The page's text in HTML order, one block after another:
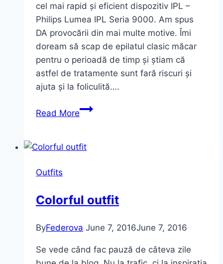
cel mai rapid și eficient dispozitiv IPL –
Philips Lumea IPL Seria 9000. Am spus
DA provocării din mai multe motive. Îmi
doream să scap de epilatul clasic măcar
pentru o perioadă de timp și știam că
astfel de tratamente sunt fară riscuri și
ajuta și la foliculită….
Read MorePhilps
Seria
IPL
mine
Outfits
Colorful outfit
ByFederova June 7, 2016June 7, 2016
Se vede când fac pauză de câteva zile